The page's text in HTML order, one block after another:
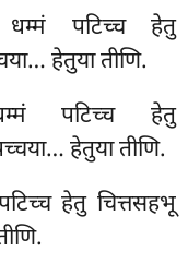
धम्मं पटिच्च हेतु
हेतुया तीणि.
धम्मं पटिच्च हेतु
हेतुया तीणि.
हेतु चित्तसहभू